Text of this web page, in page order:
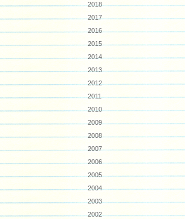
2018
2017
2016
2015
2014
2013
2012
2011
2010
2009
2008
2007
2006
2005
2004
2003
2002